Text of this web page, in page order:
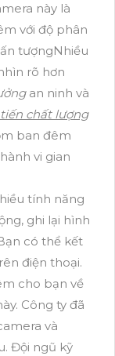
này là
với độ phân
tượngNhiều
rõ hơn
an ninh và
chất lượng
ban đêm
vi gian
tính năng
ghi lại hình
có thể kết
điện thoại.
cho bạn về
Công ty đã
và
Đội ngũ kỹ